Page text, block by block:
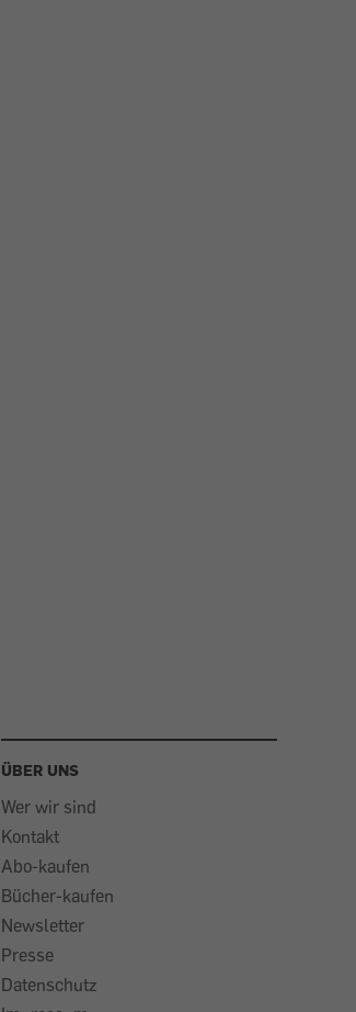
ÜBER UNS
Wer wir sind
Kontakt
Abo-kaufen
Bücher-kaufen
Newsletter
Presse
Datenschutz